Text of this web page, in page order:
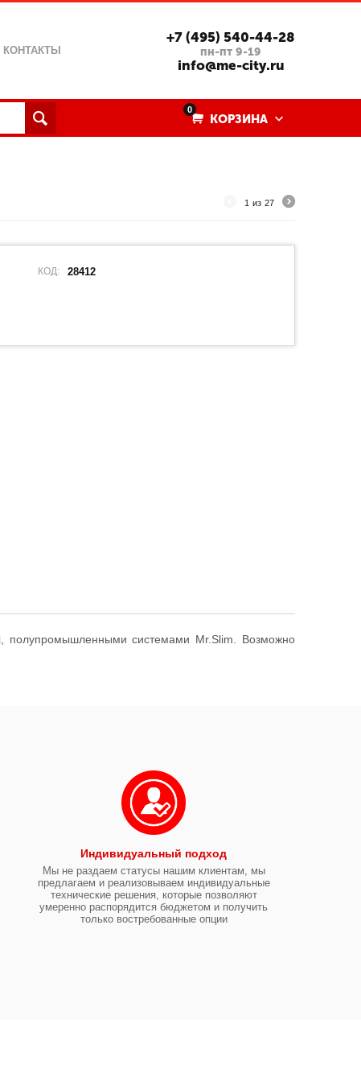
КОНТАКТЫ
+7 (495) 540-44-28
пн-пт 9-19
info@me-city.ru
0
КОРЗИНА
1 из 27
КОД: 28412
полупромышленными системами Mr.Slim. Возможно
Индивидуальный подход
Мы не раздаем статусы нашим клиентам, мы
предлагаем и реализовываем индивидуальные
технические решения, которые позволяют
умеренно распорядится бюджетом и получить
только востребованные опции